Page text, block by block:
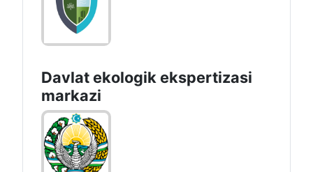
Davlat ekologik ekspertizasi
markazi